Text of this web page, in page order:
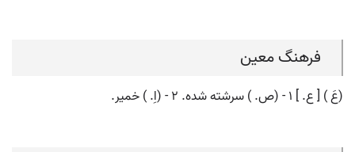
فرهنگ معین
(عَ ) [ ع. ] ۱ - (ص. ) سرشته شده. ۲ - (اِ. ) خمیر.